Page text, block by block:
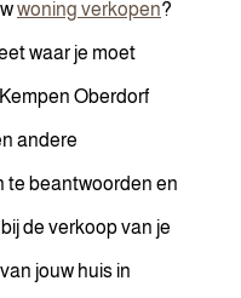
woning verkopen?
waar je moet
Oberdorf
andere
te beantwoorden en
de verkoop van je
jouw huis in